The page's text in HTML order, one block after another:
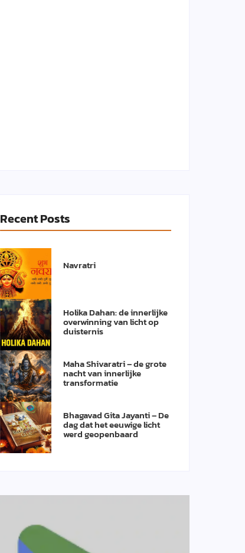
Recent Posts
Navratri
Holika Dahan: de innerlijke
overwinning van licht op
duisternis
Maha Shivaratri – de grote
nacht van innerlijke
transformatie
Bhagavad Gita Jayanti – De
dag dat het eeuwige licht
werd geopenbaard